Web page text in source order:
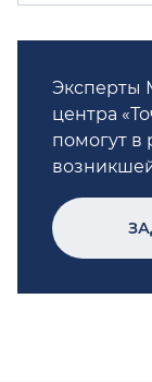
Эксперты
центра
помогут